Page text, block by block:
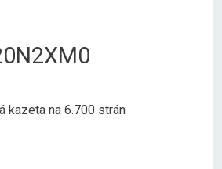
kazeta na 6.700 strán